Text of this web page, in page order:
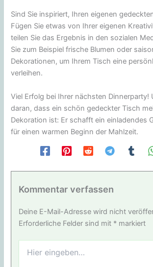
Sind Sie inspiriert, Ihren eigenen
Fügen Sie etwas von Ihrer eigenen
teilen Sie das Ergebnis in den sozialen
Sie zum Beispiel frische Blumen oder
Dekorationen, um Ihrem Tisch eine
verleihen.
Viel Erfolg bei Ihrer nächsten Dinnerparty!
daran, dass ein schön gedeckter Tisch
Dekoration ist: Er schafft ein einladendes
für einen warmen Beginn der Mahlzeit.
Kommentar verfassen
Deine E-Mail-Adresse wird nicht
Erforderliche Felder sind mit * markiert
eingeben…